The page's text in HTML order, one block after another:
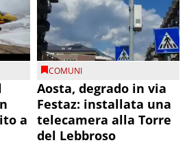
a
COMUNI
Aosta, degrado in via
Festaz: installata una
telecamera alla Torre
del Lebbroso